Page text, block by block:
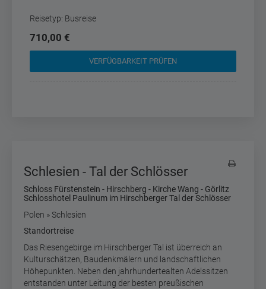
Reisetyp: Busreise
710,00 €
VERFÜGBARKEIT PRÜFEN
Schlesien - Tal der Schlösser
Schloss Fürstenstein - Hirschberg - Kirche Wang - Görlitz
Schlosshotel Paulinum im Hirschberger Tal der Schlösser
Polen » Schlesien
Standortreise
Das Riesengebirge im Hirschberger Tal ist überreich an
Kulturschätzen, Baudenkmälern und landschaftlichen
Höhepunkten. Neben den jahrhundertealten Adelssitzen
entstanden unter Leitung der besten preußischen